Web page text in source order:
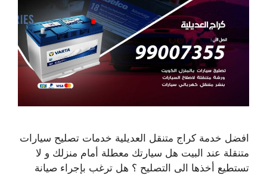
افضل خدمة كراج متنقل العديلية خدمات تصليح سيارات
متنقلة عند البيت هل سيارتك معطلة أمام منزلك و لا
تستطيع أخذها الى التصليح ؟ هل ترغب بإجراء صيانة